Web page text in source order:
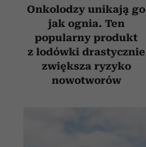
Onkolodzy unikają go
jak ognia. Ten
popularny produkt
z lodówki drastycznie
zwiększa ryzyko
nowotworów